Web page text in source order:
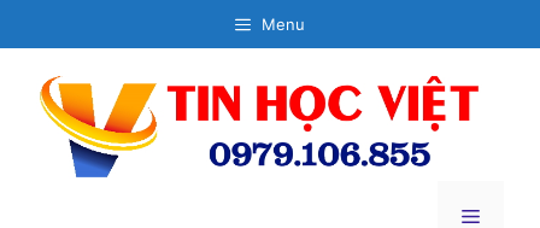
đến
dung
Menu
Menu